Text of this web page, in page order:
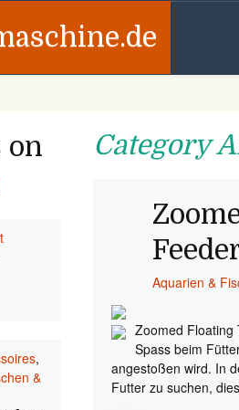
Category
Aquarien &
Zoomed Floating
Spass beim
angestoßen wird. In
Futter zu suchen,
on
,
&